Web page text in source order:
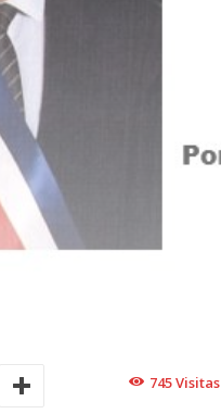
745Visitas